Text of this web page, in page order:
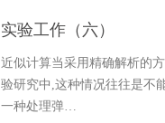
实验工作（六）
近似计算当采用精确解析的
验研究中,这种情况往往是不
一种处理弹…